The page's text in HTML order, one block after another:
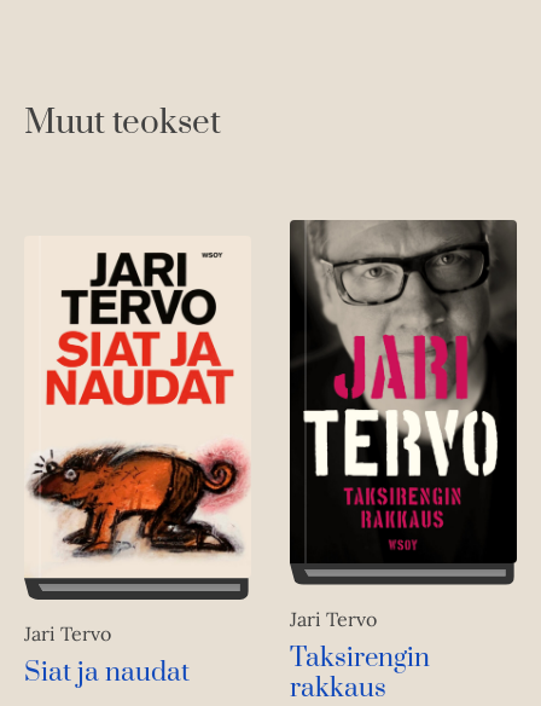
Muut teokset
Jari Tervo
Siat ja naudat
Jari Tervo
Taksirengin
rakkaus